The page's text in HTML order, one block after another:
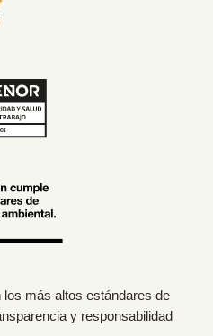
más altos estándares de
y responsabilidad